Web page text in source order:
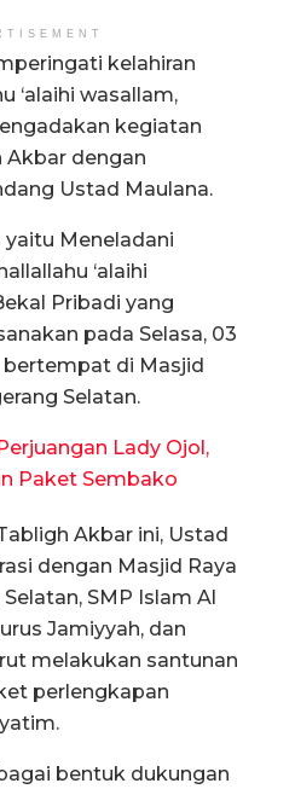
kelahiran
‘alaihi wasallam,
kegiatan
Akbar dengan
Ustad Maulana.
Meneladani
‘alaihi
Pribadi yang
pada Selasa, 03
di Masjid
Selatan.
Lady Ojol,
Paket Sembako
Akbar ini, Ustad
dengan Masjid Raya
SMP Islam Al
Jamiyyah, dan
melakukan santunan
perlengkapan
bentuk dukungan